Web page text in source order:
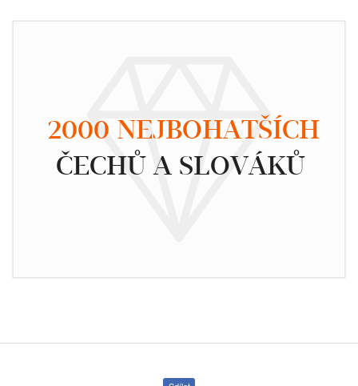
2000 NEJBOHATŠÍCH
ČECHŮ A SLOVÁKŮ